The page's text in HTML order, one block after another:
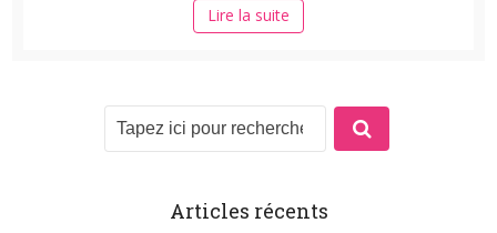
Lire la suite
Articles récents